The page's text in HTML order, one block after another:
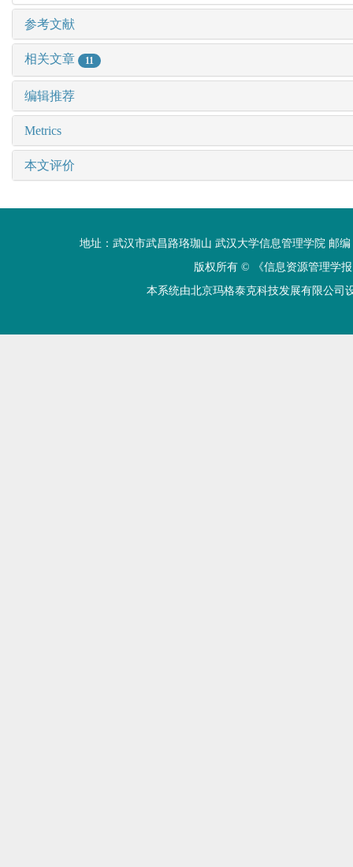
参考文献
相关文章 11
编辑推荐
Metrics
本文评价
地址：武汉市武昌路珞珈山 武汉大学信息管理学院 邮编
版权所有 ©
《信息资源管理学
本系统由北京玛格泰克科技发展有限公司